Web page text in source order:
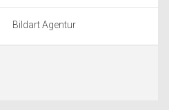
Bildart Agentur